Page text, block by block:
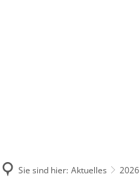
Sie sind hier: Aktuelles 2026